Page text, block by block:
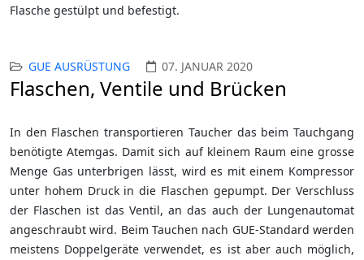
Flasche gestülpt und befestigt.
GUE AUSRÜSTUNG 07. JANUAR 2020
Flaschen, Ventile und Brücken
In den Flaschen transportieren Taucher das beim Tauchgang
benötigte Atemgas. Damit sich auf kleinem Raum eine grosse
Menge Gas unterbrigen lässt, wird es mit einem Kompressor
unter hohem Druck in die Flaschen gepumpt. Der Verschluss
der Flaschen ist das Ventil, an das auch der Lungenautomat
angeschraubt wird. Beim Tauchen nach GUE-Standard werden
meistens Doppelgeräte verwendet, es ist aber auch möglich,